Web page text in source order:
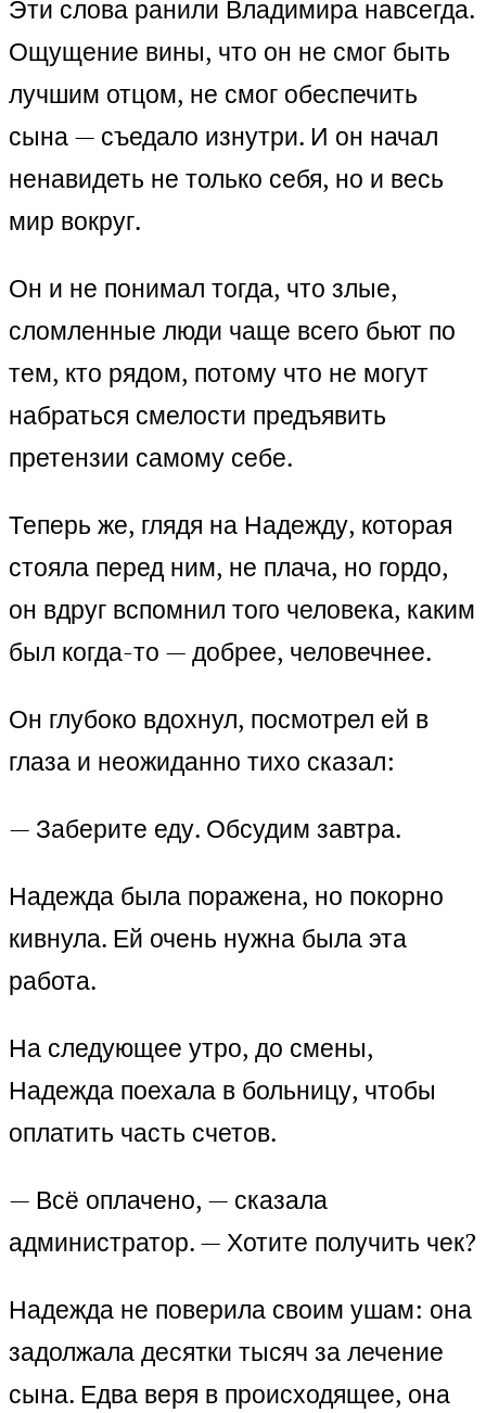
Эти слова ранили Владимира навсегда.
Ощущение вины, что он не смог быть
лучшим отцом, не смог обеспечить
сына — съедало изнутри. И он начал
ненавидеть не только себя, но и весь
мир вокруг.
Он и не понимал тогда, что злые,
сломленные люди чаще всего бьют по
тем, кто рядом, потому что не могут
набраться смелости предъявить
претензии самому себе.
Теперь же, глядя на Надежду, которая
стояла перед ним, не плача, но гордо,
он вдруг вспомнил того человека, каким
был когда-то — добрее, человечнее.
Он глубоко вдохнул, посмотрел ей в
глаза и неожиданно тихо сказал:
— Заберите еду. Обсудим завтра.
Надежда была поражена, но покорно
кивнула. Ей очень нужна была эта
работа.
На следующее утро, до смены,
Надежда поехала в больницу, чтобы
оплатить часть счетов.
— Всё оплачено, — сказала
администратор. — Хотите получить чек?
Надежда не поверила своим ушам: она
задолжала десятки тысяч за лечение
сына. Едва веря в происходящее, она